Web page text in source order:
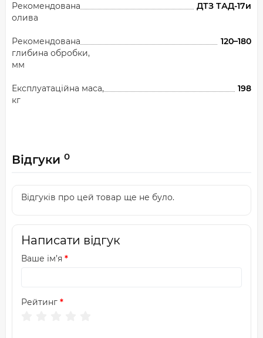
Рекомендована
олива
ДТЗ ТАД-17и
Рекомендована
глибина обробки,
мм
120–180
Експлуатаційна маса,
кг
198
Відгуки 0
Відгуків про цей товар ще не було.
Написати відгук
Ваше ім’я
Рейтинг